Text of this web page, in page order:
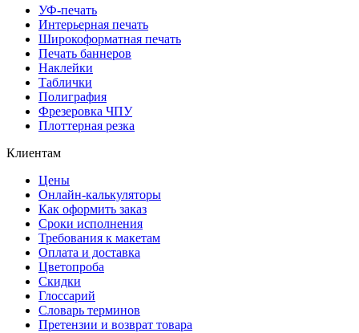
УФ-печать
Интерьерная печать
Широкоформатная печать
Печать баннеров
Наклейки
Таблички
Полиграфия
Фрезеровка ЧПУ
Плоттерная резка
Клиентам
Цены
Онлайн-калькуляторы
Как оформить заказ
Сроки исполнения
Требования к макетам
Оплата и доставка
Цветопроба
Скидки
Глоссарий
Словарь терминов
Претензии и возврат товара